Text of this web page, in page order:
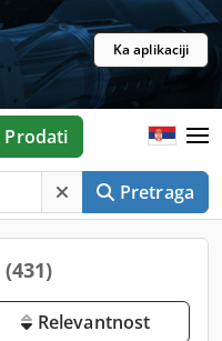
Ka aplikaciji
Pretraga
Prodati
(431)
Relevantnost